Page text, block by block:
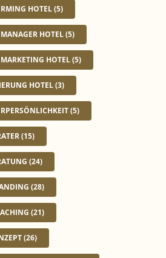
HOTEL(5)
HOTEL(5)
HOTEL(5)
HOTEL(3)
(5)
(15)
(24)
(28)
(21)
(26)